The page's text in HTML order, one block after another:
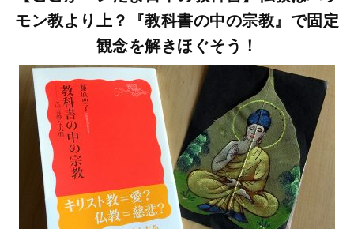
モン教より上？『教科書の中の宗教』で固定
観念を解きほぐそう！